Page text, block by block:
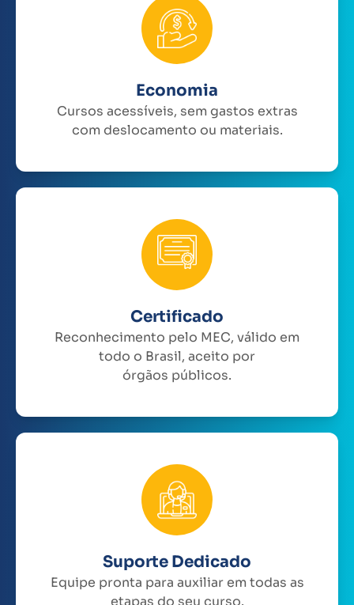
Economia
Cursos acessíveis, sem gastos extras
com deslocamento ou materiais.
Certificado
Reconhecimento pelo MEC, válido em
todo o Brasil, aceito por
órgãos públicos.
Suporte Dedicado
Equipe pronta para auxiliar em todas as
etapas do seu curso.